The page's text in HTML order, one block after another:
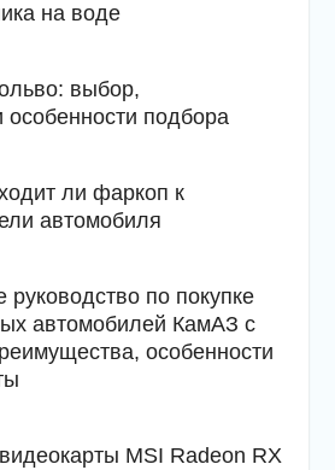
на воде
выбор,
подбора
ли фаркоп к
автомобиля
руководство по покупке
автомобилей КамАЗ с
особенности
MSI Radeon RX